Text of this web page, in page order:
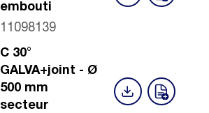
embouti
11098139
C 30°
GALVA+joint - Ø
500 mm
secteur